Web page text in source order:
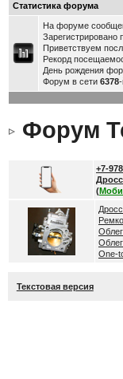
Статистика форума
На форуме
Зарегистрировано
Приветствуем
Рекорд
День рождения
Форум в сети 6378-
Форум
+7-
(
One-
Текстовая версия